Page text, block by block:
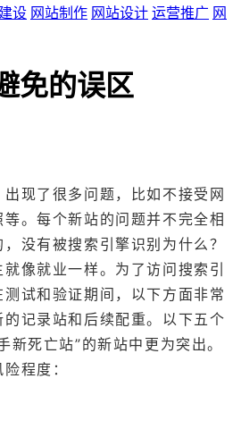
设 网站制作 网站设计 运营推广 网
免的误区
现了很多问题，比如不接受网
。每个新站的问题并不完全相
没有被搜索引擎识别为什么？
像就业一样。为了访问搜索引
试和验证期间，以下方面非常
记录站和后续配重。以下五个
新死亡站”的新站中更为突出。
程度：